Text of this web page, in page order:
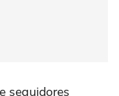
seguidores